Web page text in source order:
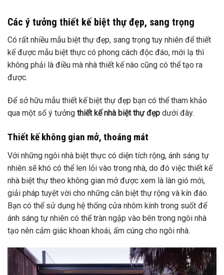
Các ý tưởng thiết kế biệt thự đẹp, sang trọng
Có rất nhiều mẫu biệt thự đẹp, sang trọng tuy nhiên để thiết
kế được mẫu biệt thực có phong cách độc đáo, mới lạ thì
không phải là điều mà nhà thiết kế nào cũng có thể tạo ra
được.
Để sở hữu mẫu thiết kế biệt thự đẹp bạn có thể tham khảo
qua một số ý tưởng thiết kế nhà biệt thự đẹp dưới đây.
Thiết kế không gian mở, thoáng mát
Với những ngôi nhà biệt thực có diện tích rộng, ánh sáng tự
nhiên sẽ khó có thể len lỏi vào trong nhà, do đó việc thiết kế
nhà biệt thự theo không gian mở được xem là làn gió mới,
giải pháp tuyệt vời cho những căn biệt thự rộng và kín đáo.
Bạn có thể sử dụng hệ thống cửa nhôm kính trong suốt để
ánh sáng tự nhiên có thể tràn ngập vào bên trong ngôi nhà
tạo nên cảm giác khoan khoái, ấm cúng cho ngôi nhà.